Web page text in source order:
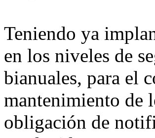
Teniendo ya
en los niveles de
bianuales, para el
mantenimiento de
obligación de